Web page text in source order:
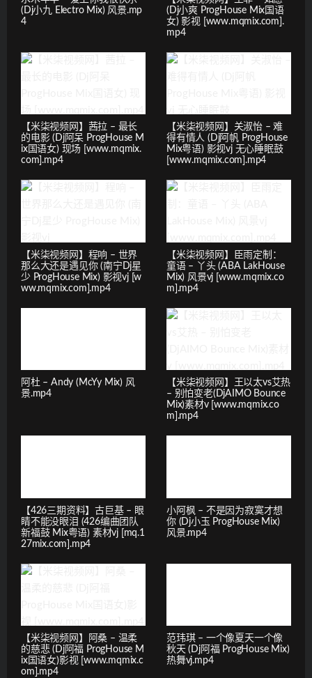
(Dj小九 Electro Mix) 风景.mp
4
(Dj小爽 ProgHouse Mix国语
女) 影视 [www.mqmix.com].
mp4
【米柒视频网】茜拉 – 最长
的电影 (Dj阿呆 ProgHouse M
ix国语女) 现场 [www.mqmix.
com].mp4
【米柒视频网】关淑怡 – 难
得有情人 (Dj阿帆 ProgHouse
Mix粤语) 影视vj 无心睡眠鼓
[www.mqmix.com].mp4
【米柒视频网】程响 – 世界
那么大还是遇见你 (南宁Dj星
少 ProgHouse Mix) 影视vj [w
ww.mqmix.com].mp4
【米柒视频网】臣雨定制：
童语 – 丫头 (ABA LakHouse
Mix) 风景vj [www.mqmix.co
m].mp4
阿杜 – Andy (McYy Mix) 风
景.mp4
【米柒视频网】王以太vs艾热
– 别怕变老(DjAIMO Bounce
Mix)素材v [www.mqmix.co
m].mp4
【426三期资料】古巨基 – 眼
睛不能没眼泪 (426编曲团队
新福鼓 Mix粤语) 素材vj [mq.1
27mix.com].mp4
小阿枫 – 不是因为寂寞才想
你 (Dj小玉 ProgHouse Mix)
风景.mp4
【米柒视频网】阿桑 – 温柔
的慈悲 (Dj阿福 ProgHouse M
ix国语女)影视 [www.mqmix.c
om].mp4
范玮琪 – 一个像夏天一个像
秋天 (Dj阿福 ProgHouse Mix)
热舞vj.mp4